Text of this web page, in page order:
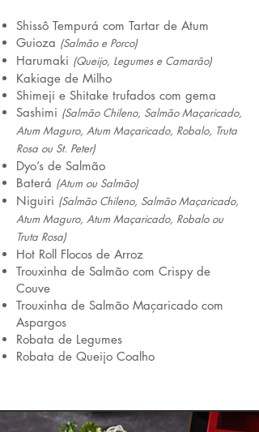
Shissô Tempurá com Tartar de Atum
Guioza (Salmão e Porco)
Harumaki (Queijo, Legumes e Camarão)
Kakiage de Milho
Shimeji e Shitake trufados com gema
Sashimi (Salmão Chileno, Salmão Maçaricado,
Atum Maguro, Atum Maçaricado, Robalo, Truta
Rosa ou St. Peter)
Dyo’s de Salmão
Baterá (Atum ou Salmão)
Niguiri (Salmão Chileno, Salmão Maçaricado,
Atum Maguro, Atum Maçaricado, Robalo ou
Truta Rosa)
Hot Roll Flocos de Arroz
Trouxinha de Salmão com Crispy de
Couve
Trouxinha de Salmão Maçaricado com
Aspargos
Robata de Legumes
Robata de Queijo Coalho